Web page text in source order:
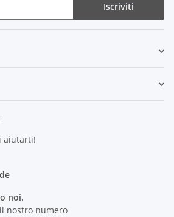
Iscriviti
aiutarti!
noi.
nostro numero